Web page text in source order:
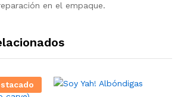
en el empaque.